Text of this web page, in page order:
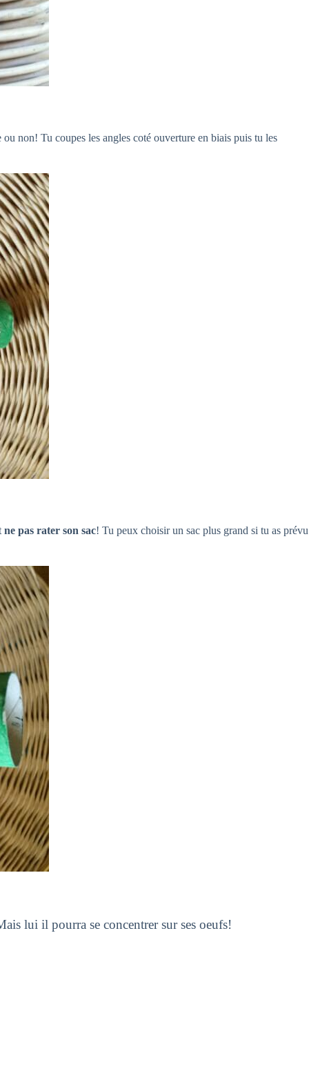
non! Tu coupes les angles coté ouverture en biais puis tu les
ne pas rater son sac! Tu peux choisir un sac plus grand si tu as prévu
lui il pourra se concentrer sur ses oeufs!